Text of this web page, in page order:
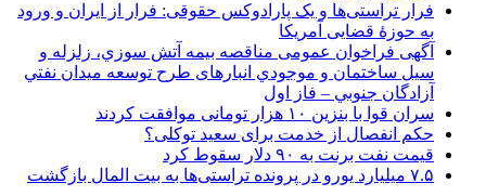
فرار تراستی‌ها و یک پارادوکس حقوقی: فرار از ایران و ورود
به حوزۀ قضایی آمریکا
آگهی فراخوان عمومی مناقصه بيمه آتش سوزي، زلزله و
سیل ساختمان و موجودي انبارهای طرح توسعه ميدان نفتي
آزادگان جنوبي – فاز اول
سران قوا با بنزین ۱۰ هزار تومانی موافقت کردند
حکم انفصال از خدمت برای سعید توکلی؟
قیمت نفت برنت به ۹۰ دلار سقوط کرد
۷.۵ میلیارد یورو در پرونده تراستی‌ها به بیت المال بازگشت